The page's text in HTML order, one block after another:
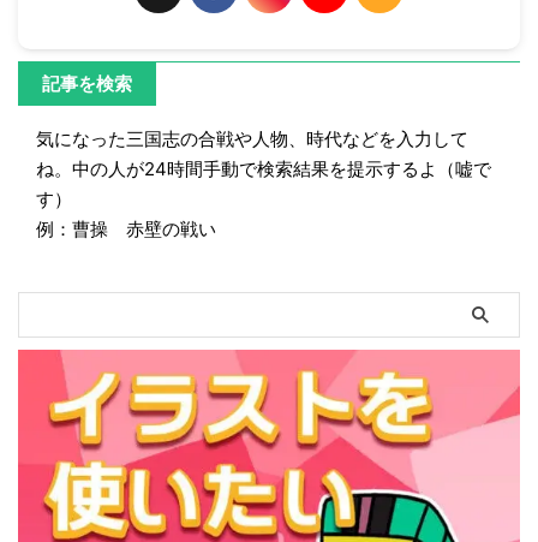
記事を検索
気になった三国志の合戦や人物、時代などを入力して
ね。中の人が24時間手動で検索結果を提示するよ（嘘で
す）
例：曹操 赤壁の戦い